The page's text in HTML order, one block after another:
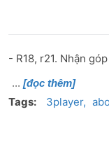
- R18, r21. Nhận
[đọc thêm]
Tags: 3player abo